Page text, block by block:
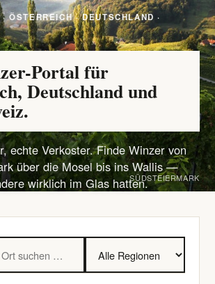
ÖSTERREICH · DEUTSCHLAND ·
Portal für
Deutschland und
echte Verkoster. Finde Winzer von
über die Mosel bis ins Wallis —
wirklich im Glas hatten.SÜDSTEIERMARK